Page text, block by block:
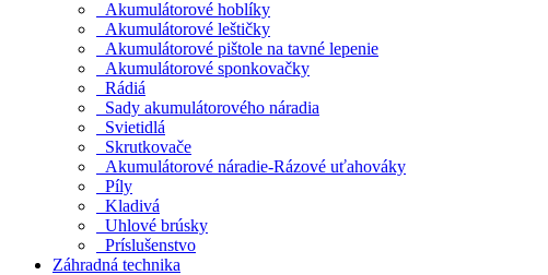
Akumulátorové hoblíky
Akumulátorové leštičky
Akumulátorové pištole na tavné lepenie
Akumulátorové sponkovačky
Rádiá
Sady akumulátorového náradia
Svietidlá
Skrutkovače
Akumulátorové náradie-Rázové uťahováky
Píly
Kladivá
Uhlové brúsky
Príslušenstvo
Záhradná technika